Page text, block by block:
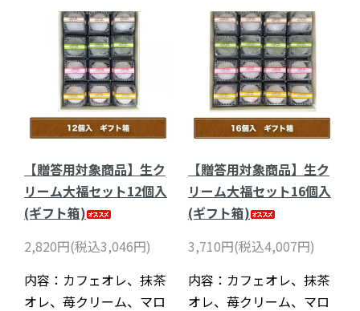
【贈答用対象商品】生ク
リーム大福セット12個入
(ギフト箱)
2,820円(税込3,046円)
内容：カフェオレ、抹茶
オレ、苺クリーム、マロ
【贈答用対象商品】生ク
リーム大福セット16個入
(ギフト箱)
3,710円(税込4,007円)
内容：カフェオレ、抹茶
オレ、苺クリーム、マロ